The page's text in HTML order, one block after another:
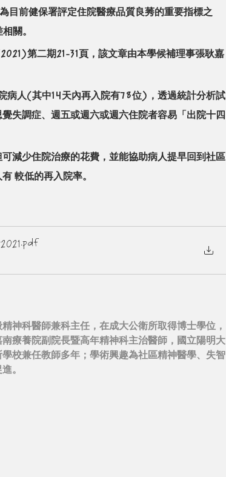
前健保署評定住院醫療品質良莠的重要指標之
關。
第二期21-31頁，該文章由本學候補理事張耿嘉
病人(其中14天內再入院有78位)，透過統計分析試
失調症、週五或週六或週六住院者容易「出院十四
減少住院治療的花費，並能協助病人提早回到社區
較低的再入院率。
.pdf
神科醫師兼科主任，在成大公衛所取得博士學位，
療養院副院長暨高年精神科主治醫師，國立陽明大
校兼任教師多年；學術興趣為社區精神醫學、失智
。